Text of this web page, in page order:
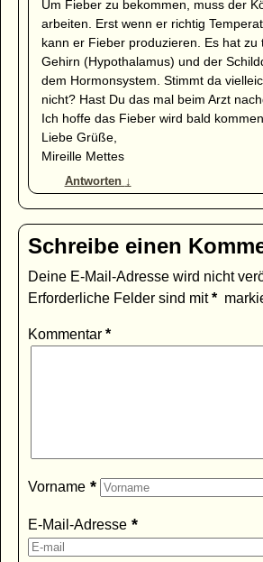
Um Fieber zu bekommen, muss der
arbeiten. Erst wenn er richtig
kann er Fieber produzieren. Es hat zu
Gehirn (Hypothalamus) und der
dem Hormonsystem. Stimmt da
nicht? Hast Du das mal beim Arzt
Ich hoffe das Fieber wird bald
Liebe Grüße,
Mireille Mettes
Antworten ↓
Schreibe einen
Deine E-Mail-Adresse wird nicht
Erforderliche Felder sind mit*
Kommentar *
Vorname *
E-Mail-Adresse *